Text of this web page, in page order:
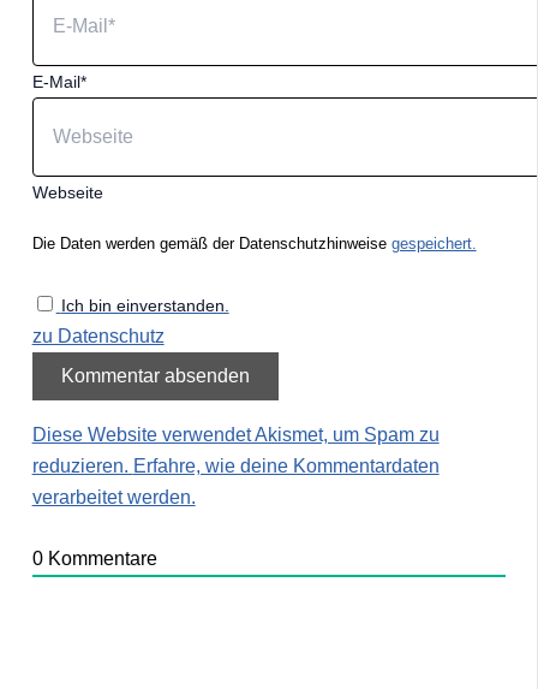
E-Mail*
Webseite
Die Daten werden gemäß der Datenschutzhinweise gespeichert.
Ich bin einverstanden.
zu Datenschutz
Diese Website verwendet Akismet, um Spam zu
reduzieren. Erfahre, wie deine Kommentardaten
verarbeitet werden.
0Kommentare